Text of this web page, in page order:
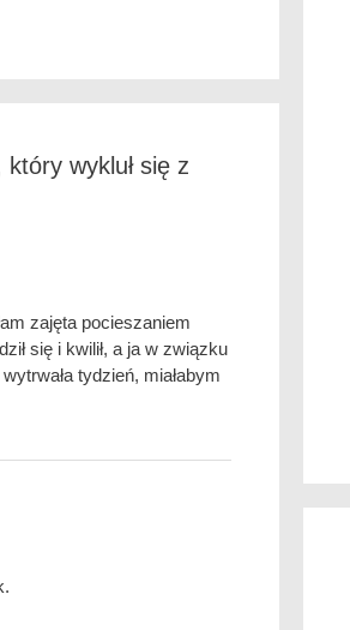
wykluł się z
zajęta pocieszaniem
się i kwilił, a ja w związku
tydzień, miałabym